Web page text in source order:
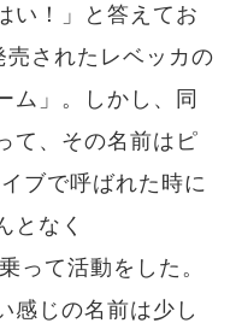
い！」と答えてお
されたレベッカの
ム」。しかし、同
て、その名前はピ
ブで呼ばれた時に
となく
って活動をした。
感じの名前は少し